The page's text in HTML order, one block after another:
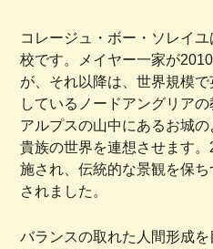
コレージュ・ボー・ソレイ
校です。メイヤー一家が
が、それ以降は、世界規模
しているノードアングリア
アルプスの山中にあるお城
貴族の世界を連想させます
施され、伝統的な景観を保
されました。
バランスの取れた人間形成